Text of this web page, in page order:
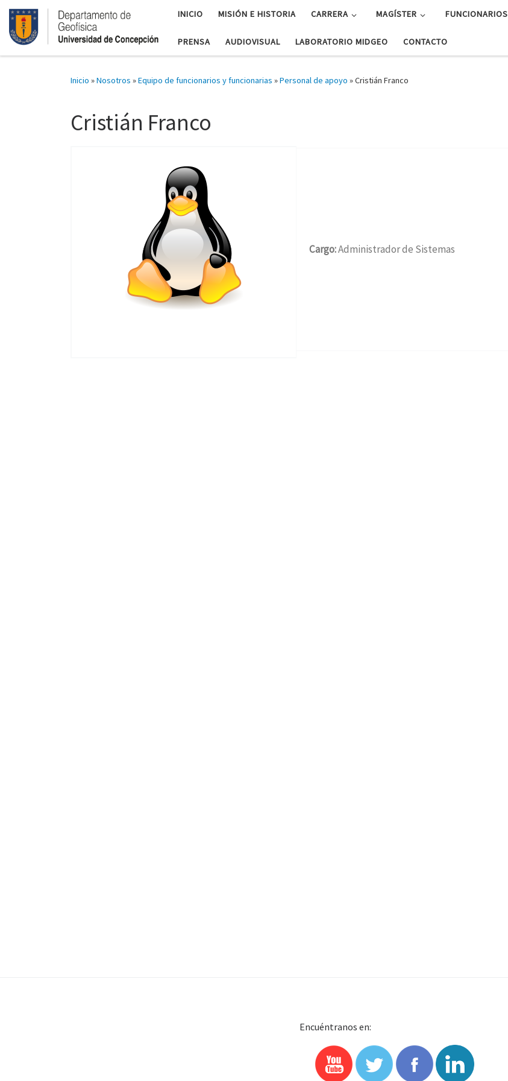
INICIO MISIÓN E HISTORIA CARRERA MAGÍSTER FUNCIONARIOS
PRENSA AUDIOVISUAL LABORATORIO MIDGEO CONTACTO
Inicio »Nosotros »Equipo de funcionarios y funcionarias »Personal de apoyo »Cristián Franco
Cristián Franco
Cargo:Administrador de Sistemas
Encuéntranos en: